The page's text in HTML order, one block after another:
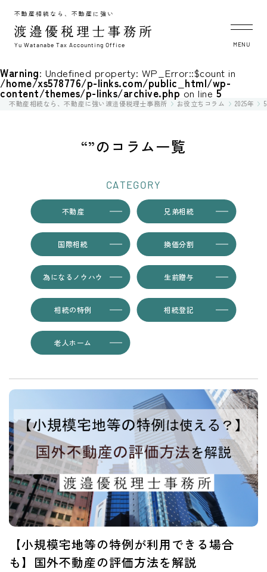
不動産相続なら、不動産に強い
Yu Watanabe Tax Accounting Office MENU
Warning: Undefined property: WP_Error::$count in
/home/xs578776/p-links.com/public_html/wp-
content/themes/p-links/archive.phpon line 5
不動産相続なら、不動産に強い渡邉優税理士事務所 お役立ちコラム 2025年
“”のコラム一覧
CATEGORY
不動産 兄弟相続
国際相続 換価分割
為になるノウハウ 生前贈与
相続の特例 相続登記
老人ホーム
【小規模宅地等の特例が利用できる場合
も】国外不動産の評価方法を解説